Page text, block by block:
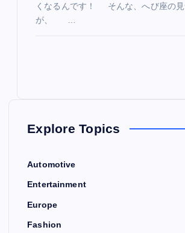
くなるんです！ そんな、へび座の見
が、 …
Explore Topics
Automotive
Entertainment
Europe
Fashion